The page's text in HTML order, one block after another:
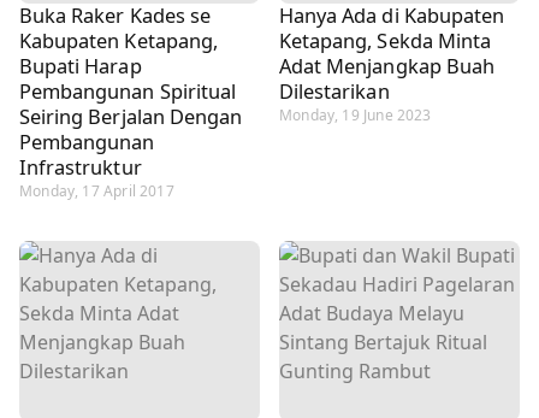
Buka Raker Kades se
Kabupaten Ketapang,
Bupati Harap
Pembangunan Spiritual
Seiring Berjalan Dengan
Pembangunan
Infrastruktur
Monday, 17 April 2017
Hanya Ada di Kabupaten
Ketapang, Sekda Minta
Adat Menjangkap Buah
Dilestarikan
Monday, 19 June 2023